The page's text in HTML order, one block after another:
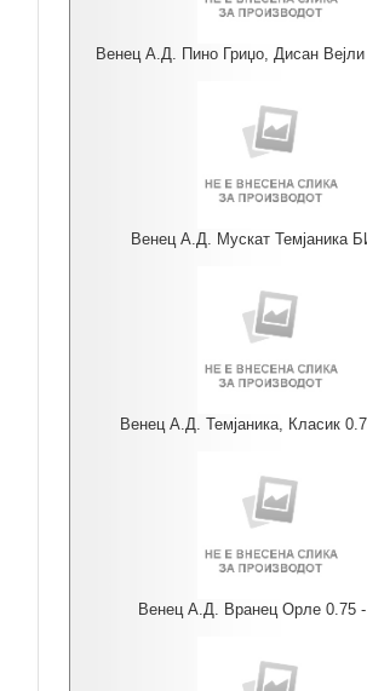
Венец А.Д. Пино Гриџо, Дисан
Венец А.Д. Мускат Темјаника
Венец А.Д. Темјаника, Класик
Венец А.Д. Вранец Орле 0.75